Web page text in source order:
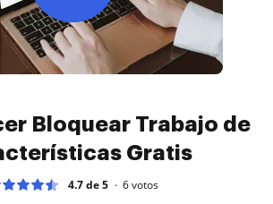
Bloquear Trabajo de
Gratis
4.7 de 5 6votos